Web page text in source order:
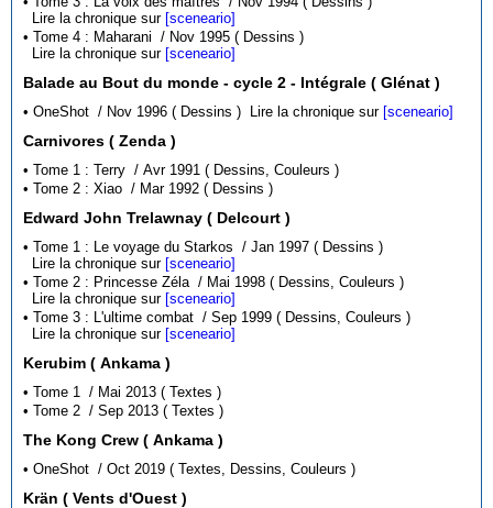
Lire la chronique sur [sceneario]
• Tome 4 : Maharani / Nov 1995 ( Dessins )
Lire la chronique sur [sceneario]
Balade au Bout du monde - cycle 2 - Intégrale ( Glénat )
• OneShot / Nov 1996 ( Dessins ) Lire la chronique sur [sceneario]
Carnivores ( Zenda )
• Tome 1 : Terry / Avr 1991 ( Dessins, Couleurs )
• Tome 2 : Xiao / Mar 1992 ( Dessins )
Edward John Trelawnay ( Delcourt )
• Tome 1 : Le voyage du Starkos / Jan 1997 ( Dessins )
Lire la chronique sur [sceneario]
• Tome 2 : Princesse Zéla / Mai 1998 ( Dessins, Couleurs )
Lire la chronique sur [sceneario]
• Tome 3 : L'ultime combat / Sep 1999 ( Dessins, Couleurs )
Lire la chronique sur [sceneario]
Kerubim ( Ankama )
• Tome 1 / Mai 2013 ( Textes )
• Tome 2 / Sep 2013 ( Textes )
The Kong Crew ( Ankama )
• OneShot / Oct 2019 ( Textes, Dessins, Couleurs )
Krän ( Vents d'Ouest )